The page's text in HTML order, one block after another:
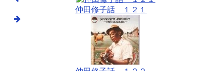
仲田修子話 １２１